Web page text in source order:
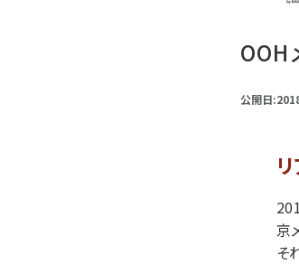
OOH
公開日
京
そ